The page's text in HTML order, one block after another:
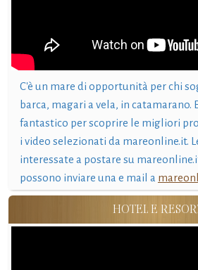
C'è un mare di opportunità per chi
barca, magari a vela, in catamarano.
fantastico per scoprire le migliori
i video selezionati da mareonline.it.
interessate a postare su
possono inviare una e mail a
HOTEL E